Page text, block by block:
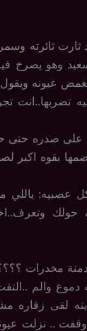
ثائرته
وهو يصرخ
ويقول :
تضربها..انت
على صدره حتى
بقوه اكبر
عصبيه:
مخدرات
دموع والم
لقى
.. نزلت